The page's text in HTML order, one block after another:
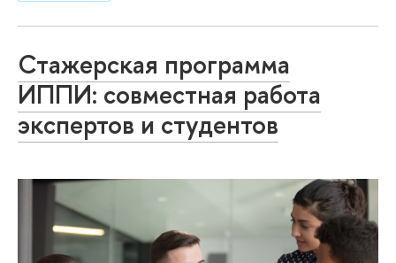
Стажерская программа
ИППИ: совместная работа
экспертов и студентов